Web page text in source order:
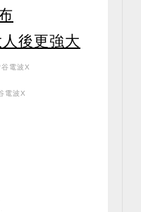
後更強大
電波X
電波X